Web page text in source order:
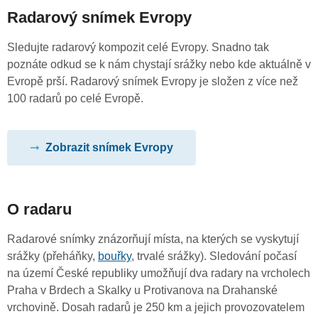
Radarový snímek Evropy
Sledujte radarový kompozit celé Evropy. Snadno tak
poznáte odkud se k nám chystají srážky nebo kde aktuálně v
Evropě prší. Radarový snímek Evropy je složen z více než
100 radarů po celé Evropě.
Zobrazit snímek Evropy
O radaru
Radarové snímky znázorňují místa, na kterých se vyskytují
srážky (přeháňky, bouřky, trvalé srážky). Sledování počasí
na území České republiky umožňují dva radary na vrcholech
Praha v Brdech a Skalky u Protivanova na Drahanské
vrchovině. Dosah radarů je 250 km a jejich provozovatelem